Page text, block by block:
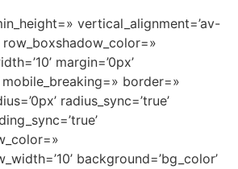
vertical_alignment=’av-
margin=’0px’
mobile_breaking=» border=»
radius_sync=’true’
background=’bg_color’